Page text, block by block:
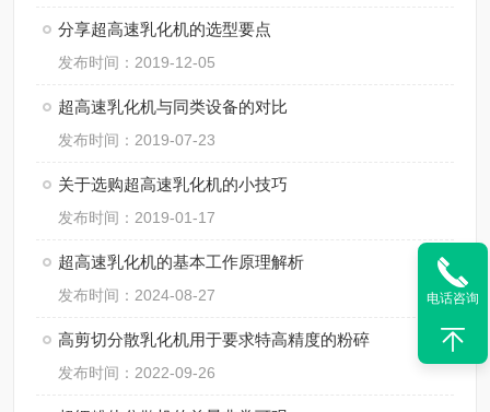
分享超高速乳化机的选型要点
发布时间：2019-12-05
超高速乳化机与同类设备的对比
发布时间：2019-07-23
关于选购超高速乳化机的小技巧
发布时间：2019-01-17
超高速乳化机的基本工作原理解析
发布时间：2024-08-27
高剪切分散乳化机用于要求特高精度的粉碎
发布时间：2022-09-26
电话咨询